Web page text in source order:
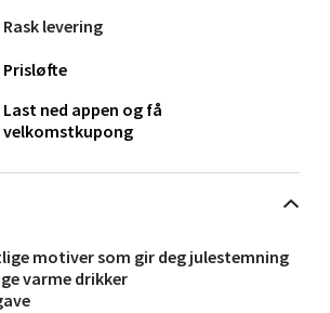
motiver som gir deg julestemning
varme drikker
Rask levering
Prisløfte
Last ned appen og få
velkomstkupong
5239 Bergen
- Markens
25B, 4611 Kristiansand